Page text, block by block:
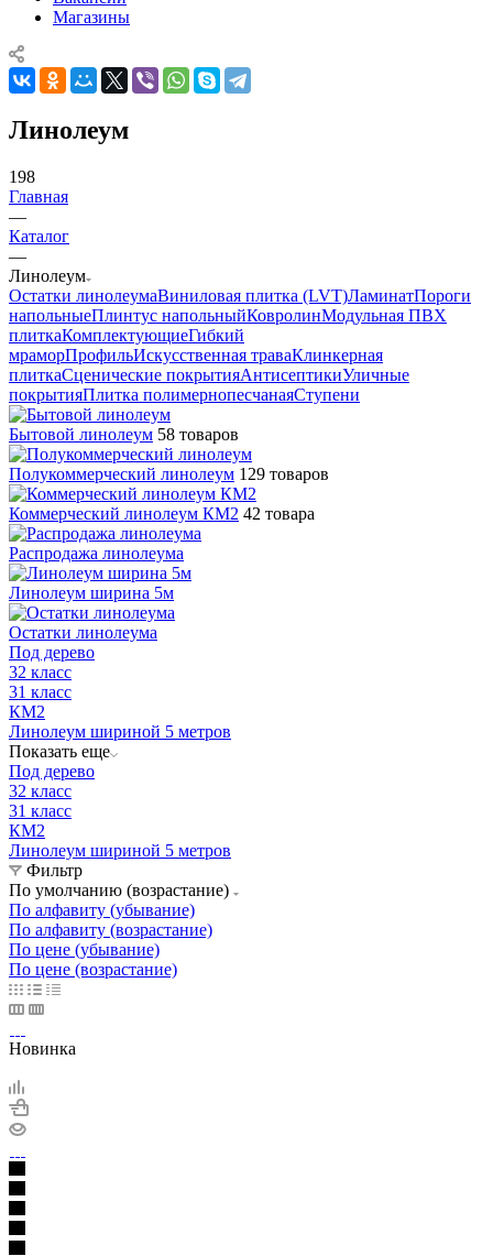
Магазины
Линолеум
198
Главная
—
Каталог
—
Линолеум
Остатки линолеумаВиниловая плитка (LVT)ЛаминатПороги
напольныеПлинтус напольныйКовролинМодульная ПВХ
плиткаКомплектующиеГибкий
мраморПрофильИскусственная траваКлинкерная
плиткаСценические покрытияАнтисептикиУличные
покрытияПлитка полимернопесчанаяСтупени
Бытовой линолеум 58 товаров
Полукоммерческий линолеум 129 товаров
Коммерческий линолеум КМ2 42 товара
Распродажа линолеума
Линолеум ширина 5м
Остатки линолеума
Под дерево
32 класс
31 класс
КМ2
Линолеум шириной 5 метров
Показать еще
Под дерево
32 класс
31 класс
КМ2
Линолеум шириной 5 метров
Фильтр
По умолчанию (возрастание)
По алфавиту (убывание)
По алфавиту (возрастание)
По цене (убывание)
По цене (возрастание)
Новинка